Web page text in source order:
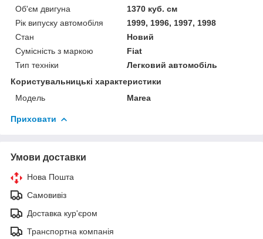
Об'єм двигуна
1370 куб. см
Рік випуску автомобіля
1999, 1996, 1997, 1998
Стан
Новий
Сумісність з маркою
Fiat
Тип техніки
Легковий автомобіль
Користувальницькі характеристики
Мoдель
Marea
Приховати
Умови доставки
Нова Пошта
Самовивіз
Доставка кур'єром
Транспортна компанія